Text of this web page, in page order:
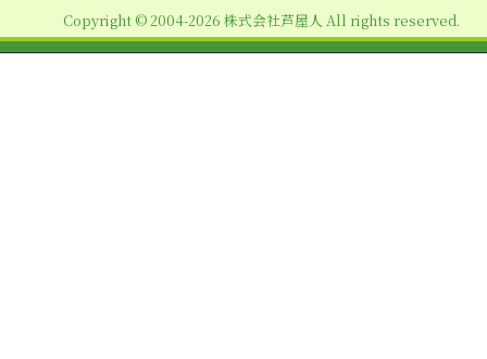
Copyright © 2004-2026 株式会社芦屋人 All rights reserved.